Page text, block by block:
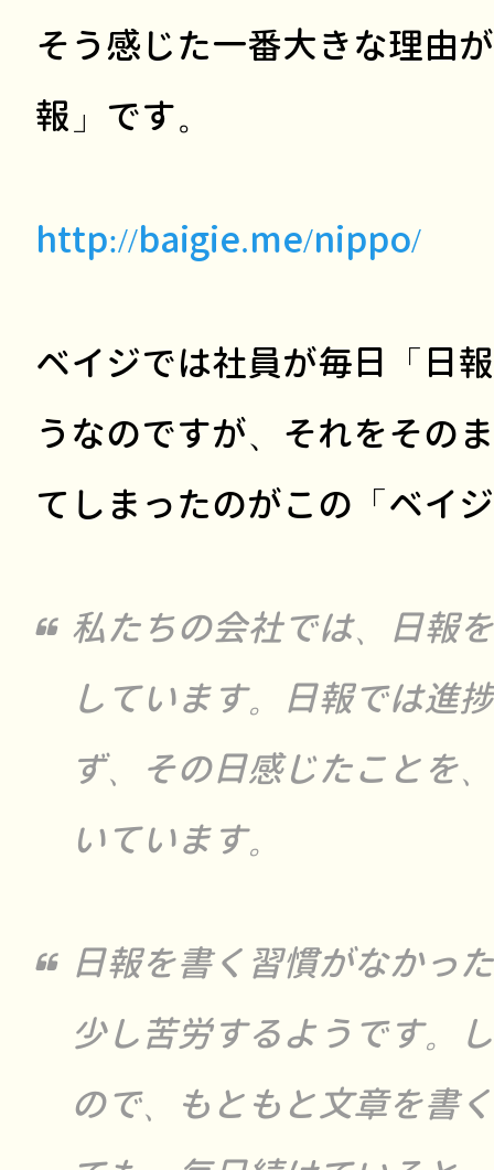
そう感じた一番大きな理由
報」です。
http://baigie.me/nippo/
ベイジでは社員が毎日「日
うなのですが、それをその
てしまったのがこの「ベイ
私たちの会社では、日報
しています。日報では進
ず、その日感じたことを
いています。
日報を書く習慣がなかっ
少し苦労するようです。
ので、もともと文章を書